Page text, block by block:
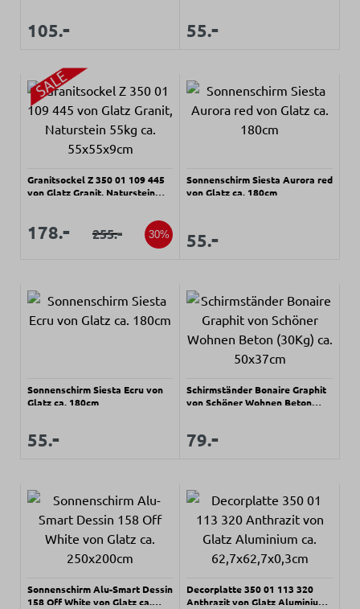
Regulärer Preis:
Verkaufspreis:
105.- Verkaufspreis:
55.-
Granitsockel Z 350 01 109 445
von Glatz Granit, Naturstein
Verkaufspreis:
Verkaufspreis:
178.- Regulärer Preis:
255.- 30%
Sonnenschirm Siesta Aurora red
von Glatz ca. 180cm
Verkaufspreis:
55.-
Sonnenschirm Siesta Ecru von
Glatz ca. 180cm
Regulärer Preis:
Verkaufspreis:
55.-
Schirmständer Bonaire Graphit
von Schöner Wohnen Beton
Verkaufspreis:
79.-
Sonnenschirm Alu-Smart Dessin
158 Off White von Glatz ca.
Decorplatte 350 01 113 320
Anthrazit von Glatz Aluminium